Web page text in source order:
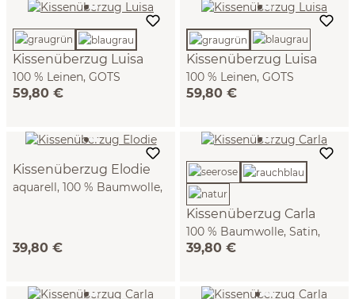
Kissenüberzug Luisa
100 % Leinen, GOTS
(blaugrau, 40 x 60 cm)
59,80 €
Kissenüberzug Luisa
100 % Leinen, GOTS
(graugrün, 40 x 60 cm)
59,80 €
Kissenüberzug Elodie
aquarell, 100 % Baumwolle,
39,80 €
Kissenüberzug Carla
100 % Baumwolle, Satin,
GOTS (rauchblau, 40 x 60
39,80 €